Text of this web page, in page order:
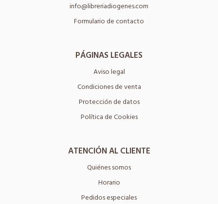
info@libreriadiogenes.com
Formulario de contacto
PÁGINAS LEGALES
Aviso legal
Condiciones de venta
Protección de datos
Política de Cookies
ATENCIÓN AL CLIENTE
Quiénes somos
Horario
Pedidos especiales